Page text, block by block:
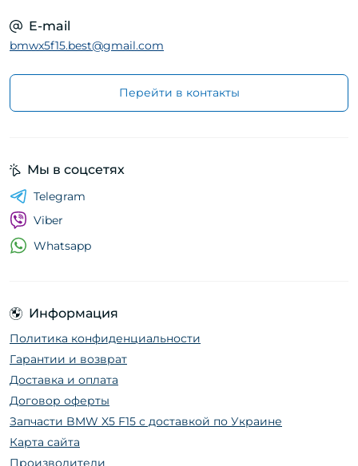
E-mail
bmwx5f15.best@gmail.com
Перейти в контакты
Информация
Политика конфиденциальности
Гарантии и возврат
Доставка и оплата
Договор оферты
Запчасти BMW X5 F15 с доставкой по Украине
Карта сайта
Производители
Мы в соцсетях
Telegram
Viber
Whatsapp